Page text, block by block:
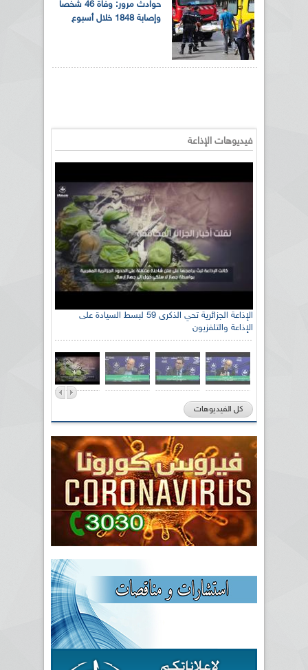
حوادث مرور: وفاة 46 شخصا
وإصابة 1848 خلال أسبوع
فيديوهات الإذاعة
الإذاعة الجزائرية تحي الذكرى 59 لبسط السيادة على
الإذاعة والتلفزيون
كل الفيديوهات